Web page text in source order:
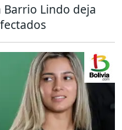
Lindo deja